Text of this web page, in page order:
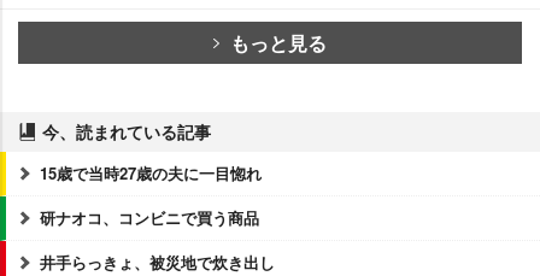
もっと見る
今、読まれている記事
15歳で当時27歳の夫に一目惚れ
研ナオコ、コンビニで買う商品
井手らっきょ、被災地で炊き出し